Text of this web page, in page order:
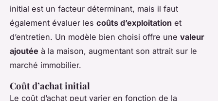
initial est un facteur déterminant, mais il faut
également évaluer les coûts d’exploitation et
d’entretien. Un modèle bien choisi offre une valeur
ajoutée à la maison, augmentant son attrait sur le
marché immobilier.
Coût d’achat initial
Le coût d’achat peut varier en fonction de la